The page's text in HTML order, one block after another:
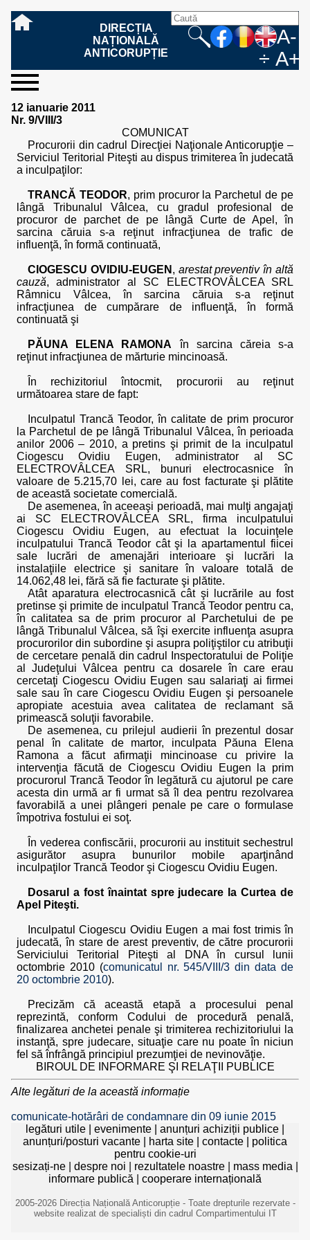
DIRECȚIA
NAȚIONALĂ
ANTICORUPȚIE
A-
÷ A+
sesizați-
ne
Ce
înseamnă
corupție
Cum
sesizați
de
corupție?
Cum
este
cel care
denunță?
Ce
trebuie
conțină o
sesizare?
Fazele
procesului
Ce
urmează
sesizez
o faptă
de
Care sunt
drepturile și
persoanelor
în procesul
penal?
Cum
sprijiniți
oferind
date
despre
fapte de
corupție?
despre
noi
Cine
lucrează
Cu ce
se
DNA?
Sursele
de
ale DNA
Structura
Conducerea
Structuri
teritoriale
Cadrul
legal
Resurse
financiare
publice
Resurse
umane
Integritate
instituțională
rezultatele
noastre
Rapoarte
de
Hotărâri
penale
în cauze
de
corupție
mass
media
Biroul de
informare
publice -
Contacte
Comunicate
de presă
Model de
acreditare
Drept
la
Evenimente
informare
publică
Persoana
responsabilă
informarea
publică
Model
solicitare
în baza
Legii
544/2001
Raportul
anual
aplicarea
Legii
544/2001
Legea
544/2001
de
aplicare
Protecția
datelor
caracter
personal
Modalități
de
a
răspunsului
oferit în
544/2001
cooperare
internațională
Programe
Evenimente
internaționale
Cadrul legal
internațional
12 ianuarie 2011
Nr. 9/VIII/3
COMUNICAT
Procurorii din cadrul Direcţiei Naţionale Anticorupţie –
Serviciul Teritorial Piteşti au dispus trimiterea în judecată
a inculpaţilor:
TRANCĂ TEODOR, prim procuror la Parchetul de pe
lângă Tribunalul Vâlcea, cu gradul profesional de
procuror de parchet de pe lângă Curte de Apel, în
sarcina căruia s-a reţinut infracţiunea de trafic de
influenţă, în formă continuată,
CIOGESCU OVIDIU-EUGEN , arestat preventiv în altă
cauză, administrator al SC ELECTROVÂLCEA SRL
Râmnicu Vâlcea, în sarcina căruia s-a reţinut
infracţiunea de cumpărare de influenţă, în formă
continuată şi
PĂUNA ELENA RAMONA în sarcina căreia s-a
reţinut infracţiunea de mărturie mincinoasă.
În rechizitoriul întocmit, procurorii au reţinut
următoarea stare de fapt:
Inculpatul Trancă Teodor, în calitate de prim procuror
la Parchetul de pe lângă Tribunalul Vâlcea, în perioada
anilor 2006 – 2010, a pretins şi primit de la inculpatul
Ciogescu Ovidiu Eugen, administrator al SC
ELECTROVÂLCEA SRL, bunuri electrocasnice în
valoare de 5.215,70 lei, care au fost facturate şi plătite
de această societate comercială.
De asemenea, în aceeaşi perioadă, mai mulţi angajaţi
ai SC ELECTROVÂLCEA SRL, firma inculpatului
Ciogescu Ovidiu Eugen, au efectuat la locuinţele
inculpatului Trancă Teodor cât şi la apartamentul fiicei
sale lucrări de amenajări interioare şi lucrări la
instalaţiile electrice şi sanitare în valoare totală de
14.062,48 lei, fără să fie facturate şi plătite.
Atât aparatura electrocasnică cât şi lucrările au fost
pretinse şi primite de inculpatul Trancă Teodor pentru ca,
în calitatea sa de prim procuror al Parchetului de pe
lângă Tribunalul Vâlcea, să îşi exercite influenţa asupra
procurorilor din subordine şi asupra poliţiştilor cu atribuţii
de cercetare penală din cadrul Inspectoratului de Poliţie
al Judeţului Vâlcea pentru ca dosarele în care erau
cercetaţi Ciogescu Ovidiu Eugen sau salariaţi ai firmei
sale sau în care Ciogescu Ovidiu Eugen şi persoanele
apropiate acestuia avea calitatea de reclamant să
primească soluţii favorabile.
De asemenea, cu prilejul audierii în prezentul dosar
penal în calitate de martor, inculpata Păuna Elena
Ramona a făcut afirmaţii mincinoase cu privire la
intervenţia făcută de Ciogescu Ovidiu Eugen la prim
procurorul Trancă Teodor în legătură cu ajutorul pe care
acesta din urmă ar fi urmat să îl dea pentru rezolvarea
favorabilă a unei plângeri penale pe care o formulase
împotriva fostului ei soţ.
În vederea confiscării, procurorii au instituit sechestrul
asigurător asupra bunurilor mobile aparţinând
inculpaţilor Trancă Teodor şi Ciogescu Ovidiu Eugen.
Dosarul a fost înaintat spre judecare la Curtea de
Apel Piteşti.
Inculpatul Ciogescu Ovidiu Eugen a mai fost trimis în
judecată, în stare de arest preventiv, de către procurorii
Serviciului Teritorial Piteşti al DNA în cursul lunii
octombrie 2010 (comunicatul nr. 545/VIII/3 din data de
20 octombrie 2010).
Precizăm că această etapă a procesului penal
reprezintă, conform Codului de procedură penală,
finalizarea anchetei penale şi trimiterea rechizitoriului la
instanţă, spre judecare, situaţie care nu poate în niciun
fel să înfrângă principiul prezumţiei de nevinovăţie.
BIROUL DE INFORMARE ŞI RELAŢII PUBLICE
Alte legături de la această informație
comunicate-hotărâri de condamnare din 09 iunie 2015
legături utile
evenimente anunțuri achiziții publice
anunțuri/posturi vacante
harta site contacte
politica
pentru cookie-uri
sesizați-ne| despre noi rezultatele noastre| mass media
informare publică
cooperare internațională
2005-2026 Direcția Națională Anticorupție - Toate drepturile rezervate -
website realizat de specialiști din cadrul Compartimentului IT